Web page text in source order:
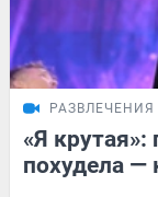
РАЗВЛЕЧЕНИЯ
«Я
похудела —